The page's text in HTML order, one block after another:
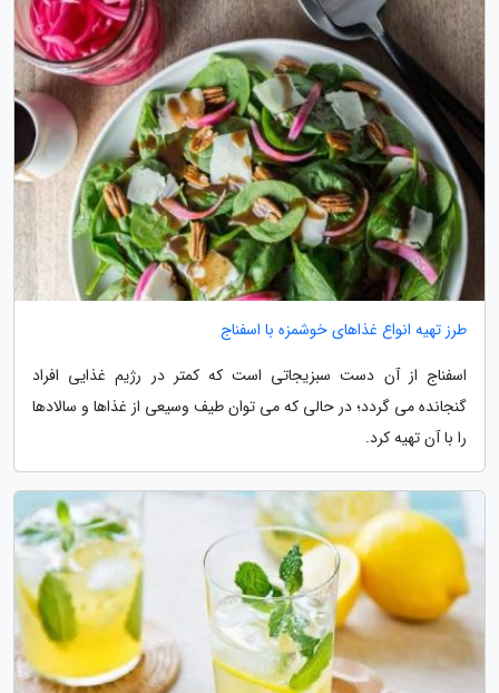
طرز تهیه انواع غذاهای خوشمزه با اسفناج
اسفناج از آن دست سبزیجاتی است که کمتر در رژیم غذایی افراد
گنجانده می گردد؛ در حالی که می توان طیف وسیعی از غذاها و سالادها
را با آن تهیه کرد.